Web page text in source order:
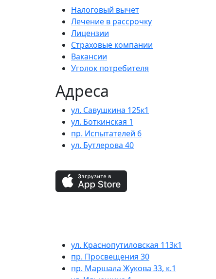
Налоговый вычет
Лечение в рассрочку
Лицензии
Страховые компании
Вакансии
Уголок потребителя
Адреса
ул. Савушкина 125к1
ул. Боткинская 1
пр. Испытателей 6
ул. Бутлерова 40
ул. Краснопутиловская 113к1
пр. Просвещения 30
пр. Маршала Жукова 33, к.1